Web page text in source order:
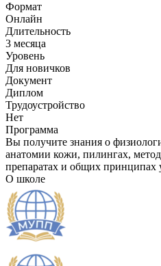
Формат
Онлайн
Длительность
3 месяца
Уровень
Для новичков
Документ
Диплом
Трудоустройство
Нет
Программа
Вы получите знания о
анатомии кожи, пилингах,
препаратах и общих принципах
О школе